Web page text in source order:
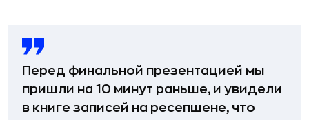
Перед финальной презентацией мы
пришли на 10 минут раньше, и увидели
в книге записей на ресепшене, что